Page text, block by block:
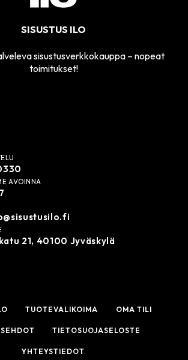
SISUSTUS ILO
sisustusverkkokauppa – nopeat
toimitukset!
AVOINNA
21, 40100 Jyväskylä
TUOTEVALIKOIMA OMA TILI
TIETOSUOJASELOSTE
YHTEYSTIEDOT